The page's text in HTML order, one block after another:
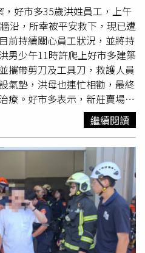
免於臨牆處堆放雜物，並妥善
孩因受驚或好奇發生墜樓悲
虐，可立即撥打 1959 動保專
好市多35歲洪姓員工，上午
牆沿，所幸被平安救下，現已遭
前持續關心員工狀況，並將持
男少午11時許爬上好市多建築
攜帶剪刀及工具刀，救護人員
氣墊，洪母也連忙相勸，最終
療。好市多表示，新莊賣場男
自行攀爬至賣場頂層。基於安
全力配合處理，同時安撫員工
繫家屬，目前持續關心員工狀
配合相關程序釐清及妥善處理
一向重視員工權益、身心健康
意見及相關事項，均秉持審慎
妥善處理，並持續提供必要的
眾如遇身心壓力或情緒困
源，亦可撥打安心專線
尋求協助。
繼續閱讀